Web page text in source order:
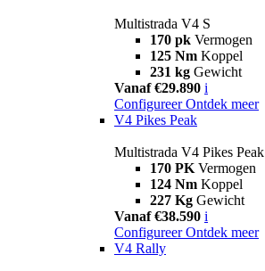
Multistrada V4 S
170 pk Vermogen
125 Nm Koppel
231 kg Gewicht
Vanaf €29.890 i
Configureer Ontdek meer
V4 Pikes Peak
Multistrada V4 Pikes Peak
170 PK Vermogen
124 Nm Koppel
227 Kg Gewicht
Vanaf €38.590 i
Configureer Ontdek meer
V4 Rally